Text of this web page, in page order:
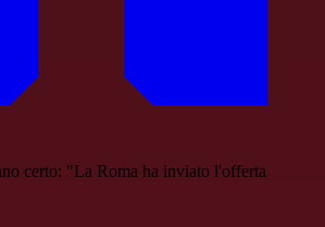
certo: "La Roma ha inviato l'offerta